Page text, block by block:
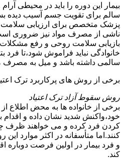
بیمار این دوره را باید در محیطی
سالم برای تقویت جسم آسیب دیده
پزشک متخصص برای ارزیابی
ناشی از مصرف مواد نیز ضروری
بازیابی سلامت روحی و رفع
خانوادگی نباید فراموش شود،تا فرد
سالمی داشته باشد و میل به مصرف
برخی از روش های پرکاربرد ترک
روش سقوط آزاد ترک اعتیاد
برخی از خانواده ها به محض اطلاع از
خود،واکنش شدید نشان داده و
کردن فرد کرده و می خواهند ظرف
کنند.اما متأسفانه در اکثر موارد
و فرد بیمار در اولین فرصت
کند.